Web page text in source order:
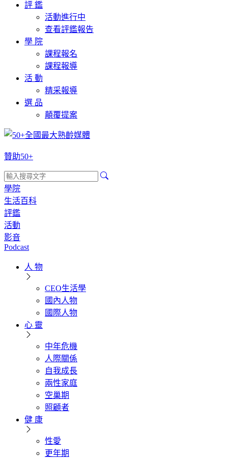
評 鑑
活動進行中
查看評鑑報告
學 院
課程報名
課程報導
活 動
精采報導
選 品
顛覆提案
贊助50+
學院
生活百科
評鑑
活動
影音
Podcast
人 物
CEO生活學
國內人物
國際人物
心 靈
中年危機
人際關係
自我成長
兩性家庭
空巢期
照顧者
健 康
性愛
更年期